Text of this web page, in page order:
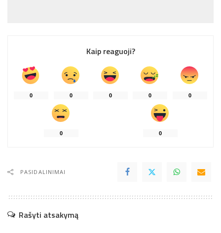
Kaip reaguoji?
0 0 0 0 0
0 0
PASIDALINIMAI
Rašyti atsakymą